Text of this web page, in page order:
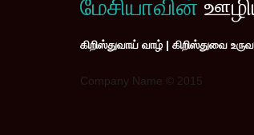
கிறிஸ்துவாய் வாழ் | கிறிஸ்துவை
Company Name © 2015